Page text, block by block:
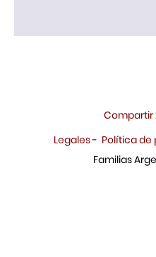
Compartir
Legales- Política de
Familias